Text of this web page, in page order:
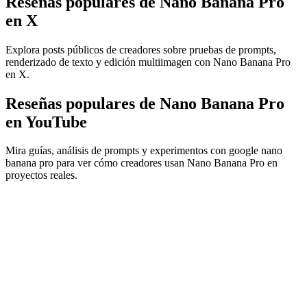
en X
Explora posts públicos de creadores sobre pruebas de prompts,
renderizado de texto y edición multiimagen con Nano Banana Pro
en X.
Reseñas populares de Nano Banana Pro
en YouTube
Mira guías, análisis de prompts y experimentos con google nano
banana pro para ver cómo creadores usan Nano Banana Pro en
proyectos reales.